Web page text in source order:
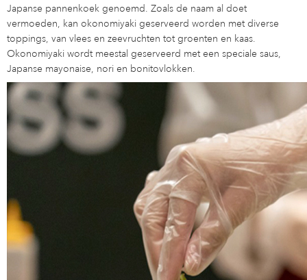
Japanse pannenkoek genoemd. Zoals de naam al doet
vermoeden, kan okonomiyaki geserveerd worden met diverse
toppings, van vlees en zeevruchten tot groenten en kaas.
Okonomiyaki wordt meestal geserveerd met een speciale saus,
Japanse mayonaise, nori en bonitovlokken.